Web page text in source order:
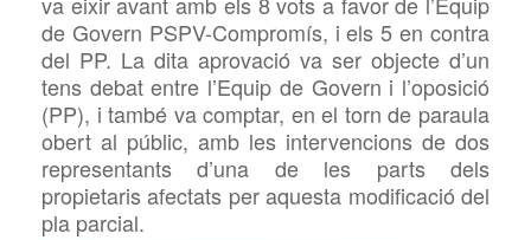
de Govern PSPV-Compromís, i els 5 en contra
del PP. La dita aprovació va ser objecte d’un
tens debat entre l’Equip de Govern i l’oposició
(PP), i també va comptar, en el torn de paraula
obert al públic, amb les intervencions de dos
representants d’una de les parts dels
propietaris afectats per aquesta modificació del
pla parcial.